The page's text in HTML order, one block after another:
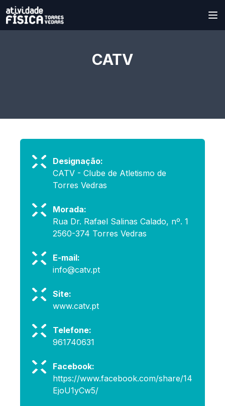
CATV
Designação:
CATV - Clube de Atletismo de
Torres Vedras
Morada:
Rua Dr. Rafael Salinas Calado, nº. 1
2560-374 Torres Vedras
E-mail:
info@catv.pt
Site:
www.catv.pt
Telefone:
961740631
Facebook:
https://www.facebook.com/share/14
EjoU1yCw5/